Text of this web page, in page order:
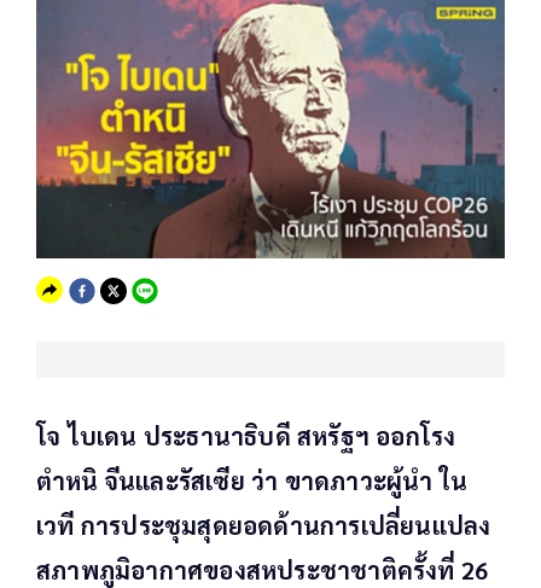
โจ ไบเดน ประธานาธิบดี สหรัฐฯ ออกโรง
ตำหนิ จีนและรัสเซีย ว่า ขาดภาวะผู้นำ ใน
เวที การประชุมสุดยอดด้านการเปลี่ยนแปลง
สภาพภูมิอากาศของสหประชาชาติครั้งที่ 26